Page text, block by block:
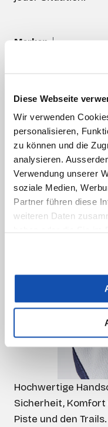
Diese Webseite
Wir verwenden
personalisieren,
zu können und die
analysieren.
Verwendung unserer
soziale Medien,
Partner führen diese
weiteren Daten
Marken
HANDSCHUHE
Grip.
Hochwertige
Sicherheit,
Piste und den Trails.